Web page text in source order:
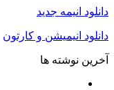
دانلود انیمه جدید
دانلود انیمیشن و کارتون
آخرین نوشته ها